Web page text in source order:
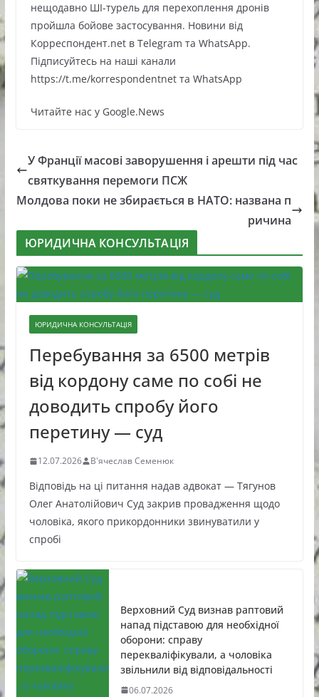
нещодавно ШІ-турель для перехоплення дронів
пройшла бойове застосування. Новини від
Корреспондент.net в Telegram та WhatsApp.
Підписуйтесь на наші канали
https://t.me/korrespondentnet та WhatsApp
Читайте нас у Google.News
У Франції масові заворушення і арешти під час
святкування перемоги ПСЖ
Молдова поки не збирається в НАТО: названа п
ричина
ЮРИДИЧНА КОНСУЛЬТАЦІЯ
ЮРИДИЧНА КОНСУЛЬТАЦІЯ
Перебування за 6500 метрів
від кордону саме по собі не
доводить спробу його
перетину — суд
12.07.2026 В'ячеслав Семенюк
Відповідь на ці питання надав адвокат — Тягунов
Олег Анатолійович Суд закрив провадження щодо
чоловіка, якого прикордонники звинуватили у
спробі
Верховний Суд визнав раптовий
напад підставою для необхідної
оборони: справу
перекваліфікували, а чоловіка
звільнили від відповідальності
06.07.2026